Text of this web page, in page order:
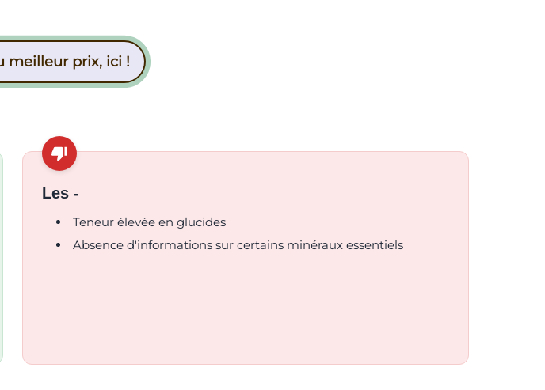
meilleur prix, ici !
Les -
Teneur élevée en glucides
Absence d'informations sur certains minéraux essentiels